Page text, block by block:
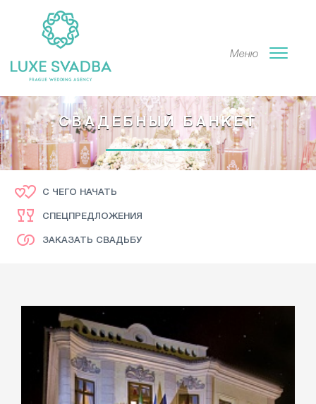
Меню
СВАДЕБНЫЙ БАНКЕТ
С ЧЕГО НАЧАТЬ
СПЕЦПРЕДЛОЖЕНИЯ
ЗАКАЗАТЬ СВАДЬБУ